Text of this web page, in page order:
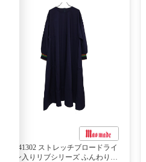
541302 ストレッチブロードライ
ン入りリブシリーズ ふんわりス